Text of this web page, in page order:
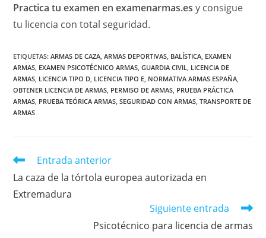
Practica tu examen en examenarmas.es y consigue
tu licencia con total seguridad.
ETIQUETAS:ARMAS DE CAZA, ARMAS DEPORTIVAS, BALÍSTICA, EXAMEN
ARMAS, EXAMEN PSICOTÉCNICO ARMAS, GUARDIA CIVIL, LICENCIA DE
ARMAS, LICENCIA TIPO D, LICENCIA TIPO E, NORMATIVA ARMAS ESPAÑA,
OBTENER LICENCIA DE ARMAS, PERMISO DE ARMAS, PRUEBA PRÁCTICA
ARMAS, PRUEBA TEÓRICA ARMAS, SEGURIDAD CON ARMAS, TRANSPORTE DE
ARMAS
Leer
artículos
Entrada anterior
La caza de la tórtola europea autorizada en
Extremadura
Siguiente entrada
Psicotécnico para licencia de armas